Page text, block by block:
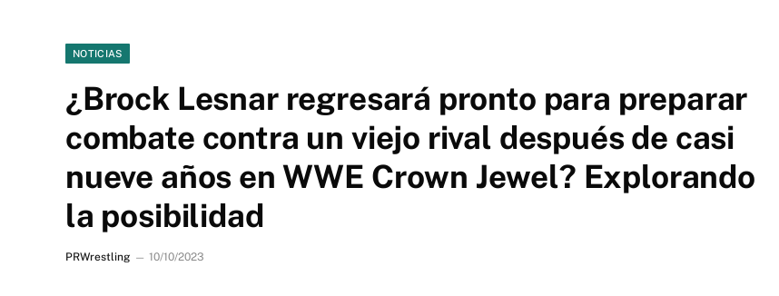
NOTICIAS
¿Brock Lesnar regresará pronto para preparar
combate contra un viejo rival después de casi
nueve años en WWE Crown Jewel? Explorando
la posibilidad
PRWrestling 10/10/2023